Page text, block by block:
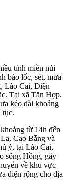
tỉnh miền núi
báo lốc, sét, mưa
Lào Cai, Điện
Tại xã Tân Hợp,
kéo dài khoảng
tục.
từ 14h đến
Cao Bằng và
ý, tại Lào Cai,
sông Hồng, gây
về khu vực
diện rộng cho địa